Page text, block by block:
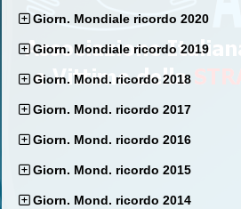
Giorn. Mondiale ricordo 2020
Giorn. Mondiale ricordo 2019
Giorn. Mond. ricordo 2018
Giorn. Mond. ricordo 2017
Giorn. Mond. ricordo 2016
Giorn. Mond. ricordo 2015
Giorn. Mond. ricordo 2014